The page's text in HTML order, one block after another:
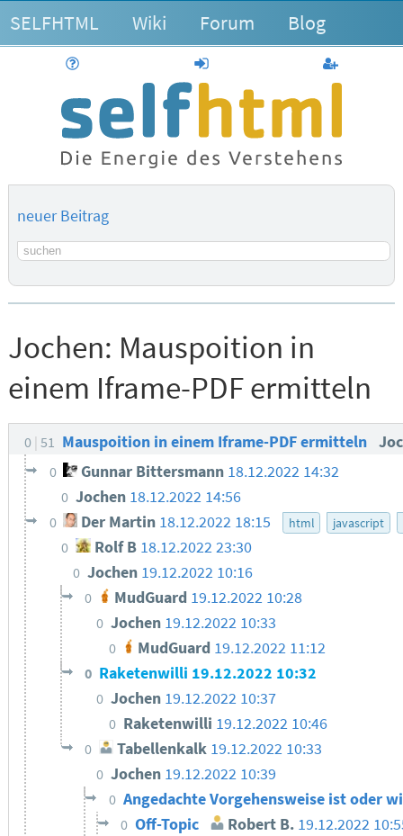
SELFHTML Wiki Forum Blog
anmelden
neuer Beitrag
Suchbegriff
Jochen: Mauspoition in
einem Iframe-PDF ermitteln
0 51 Mauspoition in einem Iframe-PDF ermitteln
0 Gunnar Bittersmann 18.12.2022 14:32
0 Jochen 18.12.2022 14:56
0 Der Martin 18.12.2022 18:15 html javascript
0 Rolf B 18.12.2022 23:30
0 Jochen 19.12.2022 10:16
0 MudGuard 19.12.2022 10:28
0 Jochen 19.12.2022 10:33
0 MudGuard 19.12.2022 11:12
0 Raketenwilli 19.12.2022 10:32
0 Jochen 19.12.2022 10:37
0 Raketenwilli 19.12.2022 10:46
0 Tabellenkalk 19.12.2022 10:33
0 Jochen 19.12.2022 10:39
0 Angedachte Vorgehensweise ist oder
0 Off-Topic Robert B. 19.12.2022